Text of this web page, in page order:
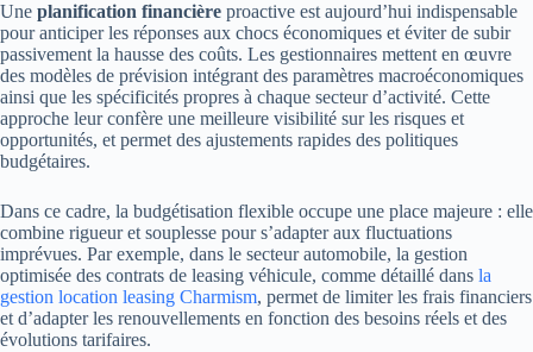
Une planification financière proactive est aujourd’hui indispensable
pour anticiper les réponses aux chocs économiques et éviter de subir
passivement la hausse des coûts. Les gestionnaires mettent en œuvre
des modèles de prévision intégrant des paramètres macroéconomiques
ainsi que les spécificités propres à chaque secteur d’activité. Cette
approche leur confère une meilleure visibilité sur les risques et
opportunités, et permet des ajustements rapides des politiques
budgétaires.
Dans ce cadre, la budgétisation flexible occupe une place majeure : elle
combine rigueur et souplesse pour s’adapter aux fluctuations
imprévues. Par exemple, dans le secteur automobile, la gestion
optimisée des contrats de leasing véhicule, comme détaillé dans la
gestion location leasing Charmism, permet de limiter les frais financiers
et d’adapter les renouvellements en fonction des besoins réels et des
évolutions tarifaires.